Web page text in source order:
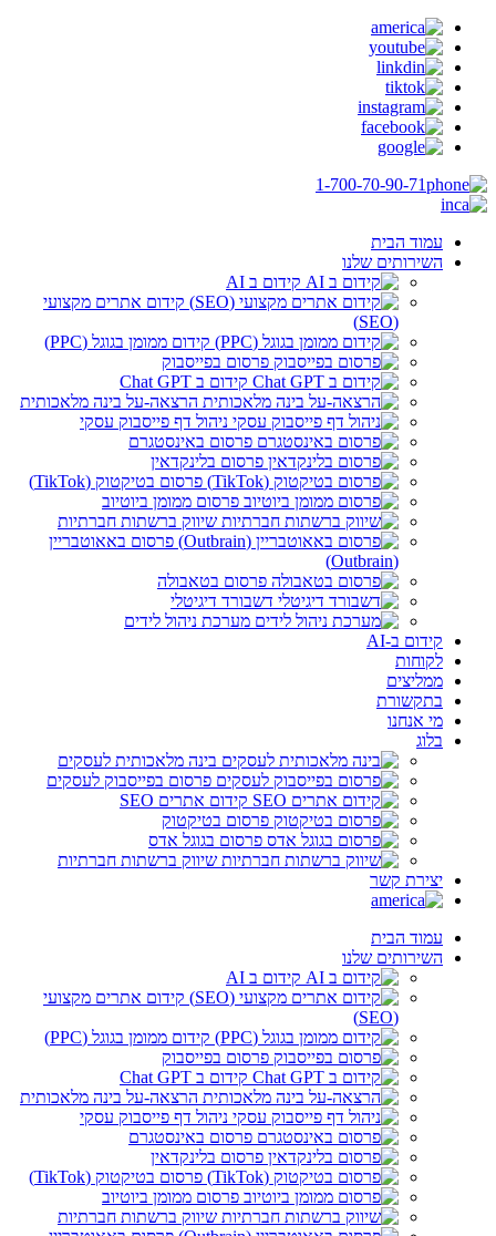
1-700-70-90-71
עמוד הבית
השירותים שלנו
קידום ב AI
קידום אתרים מקצועי
(SEO)
קידום ממומן בגוגל (PPC)
פרסום בפייסבוק
קידום ב Chat GPT
הרצאה-על בינה מלאכותית
ניהול דף פייסבוק עסקי
פרסום באינסטגרם
פרסום בלינקדאין
פרסום בטיקטוק (TikTok)
פרסום ממומן ביוטיוב
שיווק ברשתות חברתיות
פרסום באאוטבריין
(Outbrain)
פרסום בטאבולה
דשבורד דיגיטלי
מערכת ניהול לידים
קידום ב-AI
לקוחות
ממליצים
בתקשורת
מי אנחנו
בלוג
בינה מלאכותית לעסקים
פרסום בפייסבוק לעסקים
קידום אתרים SEO
פרסום בטיקטוק
פרסום בגוגל אדס
שיווק ברשתות חברתיות
יצירת קשר
עמוד הבית
השירותים שלנו
קידום ב AI
קידום אתרים מקצועי
(SEO)
קידום ממומן בגוגל (PPC)
פרסום בפייסבוק
קידום ב Chat GPT
הרצאה-על בינה מלאכותית
ניהול דף פייסבוק עסקי
פרסום באינסטגרם
פרסום בלינקדאין
פרסום בטיקטוק (TikTok)
פרסום ממומן ביוטיוב
שיווק ברשתות חברתיות